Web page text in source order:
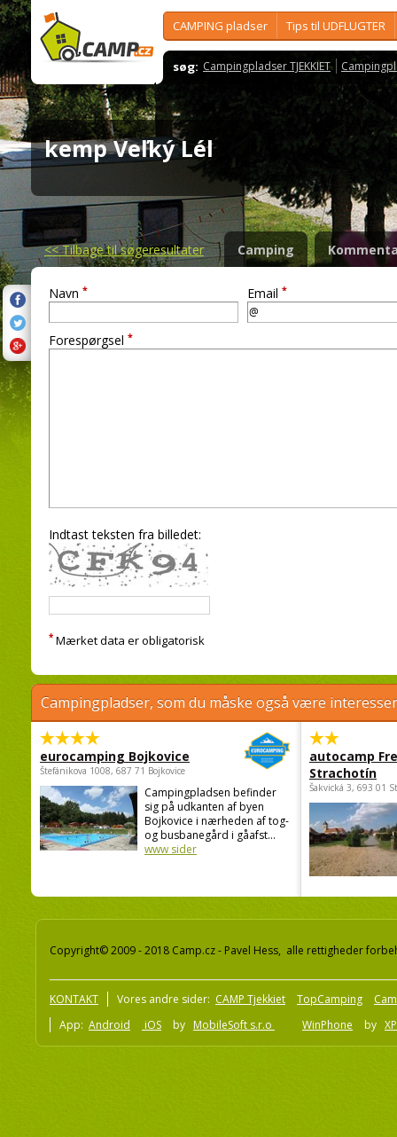
CAMPING pladser Tips til UDFLUGTER
søg: Campingpladser TJEKKIET
kemp Veľký Lél
<<Tilbage til søgeresultater Camping
Navn * Email *
Forespørgsel *
Indtast teksten fra billedet:
* Mærket data er obligatorisk
Campingpladser, som du måske også være
eurocamping Bojkovice
Štefánikova 1008, 687 71 Bojkovice
Campingpladsen befinder
sig på udkanten af byen
Bojkovice i nærheden af tog-
og busbanegård i gåafst...
www sider
autocamp
Strachotín
Šakvická 3, 693 01
Copyright© 2009 - 2018 Camp.cz - Pavel Hess, alle rettigheder
KONTAKT Vores andre sider: CAMP Tjekkiet TopCamping
App: Android iOS by MobileSoft s.r.o WinPhone by